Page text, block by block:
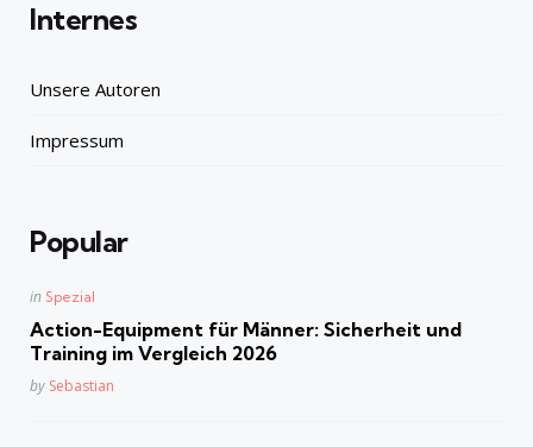
Internes
Unsere Autoren
Impressum
Popular
Posted
in Spezial
Action-Equipment für Männer: Sicherheit und
Training im Vergleich 2026
Posted
by Sebastian